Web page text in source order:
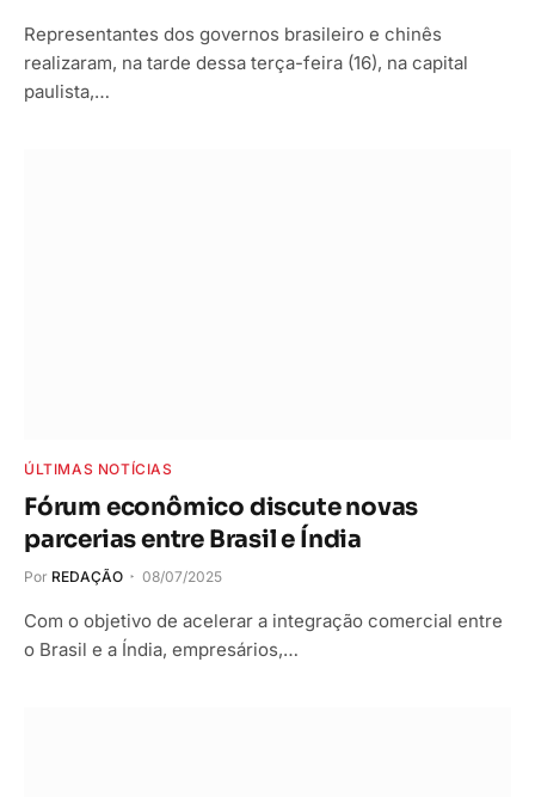
Representantes dos governos brasileiro e chinês
realizaram, na tarde dessa terça-feira (16), na capital
paulista,…
ÚLTIMAS NOTÍCIAS
Fórum econômico discute novas
parcerias entre Brasil e Índia
Por REDAÇÃO 08/07/2025
Com o objetivo de acelerar a integração comercial entre
o Brasil e a Índia, empresários,…